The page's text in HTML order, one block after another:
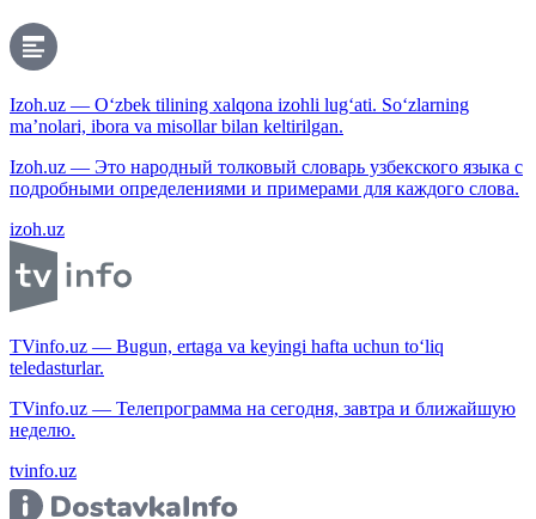
Izoh.uz — O‘zbek tilining xalqona izohli lug‘ati. So‘zlarning
ma’nolari, ibora va misollar bilan keltirilgan.
Izoh.uz — Это народный толковый словарь узбекского языка с
подробными определениями и примерами для каждого слова.
izoh.uz
TVinfo.uz — Bugun, ertaga va keyingi hafta uchun to‘liq
teledasturlar.
TVinfo.uz — Телепрограмма на сегодня, завтра и ближайшую
неделю.
tvinfo.uz